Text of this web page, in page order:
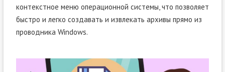
контекстное меню операционной системы, что позволяет
быстро и легко создавать и извлекать архивы прямо из
проводника Windows.